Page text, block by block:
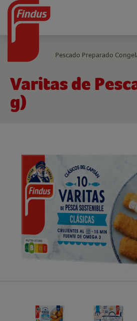
Varitas de
g)
Pescado Preparado